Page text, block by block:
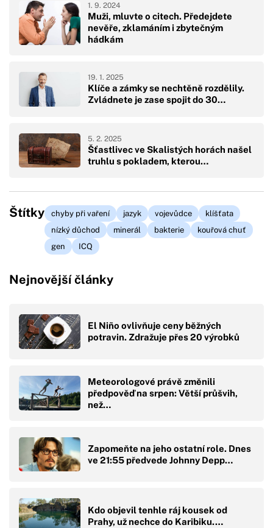
Muži, mluvte o citech. Předejdete
nevěře, zklamáním i zbytečným
hádkám
1. 9. 2024
Klíče a zámky se nechtěně rozdělily.
Zvládnete je zase spojit do 30…
19. 1. 2025
Šťastlivec ve Skalistých horách našel
truhlu s pokladem, kterou…
5. 2. 2025
Štítky chyby při vaření jazyk vojevůdce
klíšťata
nízký důchod
minerál bakterie
kouřová chuť
gen
ICQ
Nejnovější články
El Niño ovlivňuje ceny běžných
potravin. Zdražuje přes 20 výrobků
Meteorologové právě změnili
předpověď na srpen: Větší průšvih,
než…
Zapomeňte na jeho ostatní role. Dnes
ve 21:55 předvede Johnny Depp…
Kdo objevil tenhle ráj kousek od
Prahy, už nechce do Karibiku.…